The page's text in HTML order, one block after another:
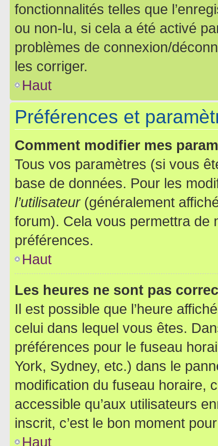
fonctionnalités telles que
ou non-lu, si cela a été activé
problèmes de connexion/
les corriger.
Haut
Préférences et
Comment modifier mes
Tous vos paramètres (si vous
base de données. Pour les
l’utilisateur(généralement
forum). Cela vous permettra de
préférences.
Haut
Les heures ne sont pas
Il est possible que l’heure
celui dans lequel vous êtes.
préférences pour le fuseau
York, Sydney, etc.) dans le
modification du fuseau horaire,
accessible qu’aux utilisateurs
inscrit, c’est le bon moment
Haut